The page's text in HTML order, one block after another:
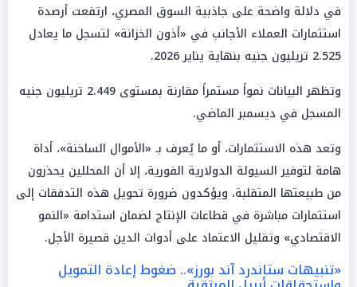
في دلالة واضحة على جاذبية السوق المصري، ارتفعت أرصدة
استثمارات العملاء الأجانب في «أذون الخزانة» لتسجل ما يعادل
2.525 تريليون جنيه بنهاية يناير 2026.
وتظهر البيانات نمواً مستمراً مقارنة بمستوى 2.449 تريليون جنيه
المسجل في ديسمبر الماضي.
وتعد هذه الاستثمارات، أو ما يُعرف بـ «الأموال الساخنة»، أداة
هامة لتوفير السيولة الدولارية الفورية، إلا أن المحللين يحذرون
من طبيعتها المتقلبة، ويؤكدون ضرورة تحويل هذه التدفقات إلى
استثمارات مباشرة في قطاعات الإنتاج لضمان استدامة «النمو
الاقتصادي» وتقليل الاعتماد على أدوات الدين قصيرة الأجل.
«تنبيهات ستاندرد آند بورز».. ضغوط إعادة التمويل